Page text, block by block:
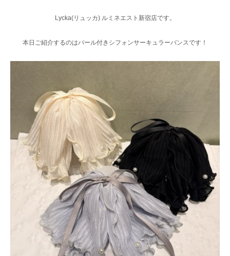
Lycka(リュッカ) ルミネエスト新宿店です。
本日ご紹介するのはパール付きシフォンサーキュラーバンスです！